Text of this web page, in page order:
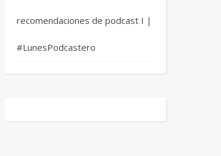
recomendaciones de podcast I |
#LunesPodcastero